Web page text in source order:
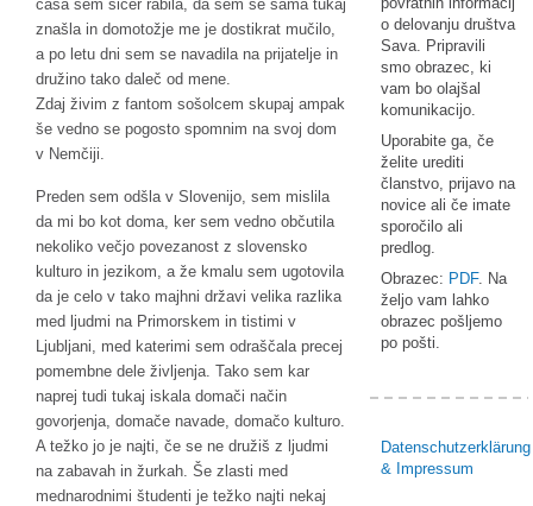
časa sem sicer rabila, da sem se sama tukaj
znašla in domotožje me je dostikrat mučilo,
a po letu dni sem se navadila na prijatelje in
družino tako daleč od mene.
Zdaj živim z fantom sošolcem skupaj ampak
še vedno se pogosto spomnim na svoj dom
v Nemčiji.
Preden sem odšla v Slovenijo, sem mislila
da mi bo kot doma, ker sem vedno občutila
nekoliko večjo povezanost z slovensko
kulturo in jezikom, a že kmalu sem ugotovila
da je celo v tako majhni državi velika razlika
med ljudmi na Primorskem in tistimi v
Ljubljani, med katerimi sem odraščala precej
pomembne dele življenja. Tako sem kar
naprej tudi tukaj iskala domači način
govorjenja, domače navade, domačo kulturo.
A težko jo je najti, če se ne družiš z ljudmi
na zabavah in žurkah. Še zlasti med
mednarodnimi študenti je težko najti nekaj
o delovanju društva
Sava. Pripravili
smo obrazec, ki
vam bo olajšal
komunikacijo.
Uporabite ga, če
želite urediti
članstvo, prijavo na
novice ali če imate
sporočilo ali
predlog.
Obrazec: PDF. Na
željo vam lahko
obrazec pošljemo
po pošti.
Datenschutzerklärung
& Impressum